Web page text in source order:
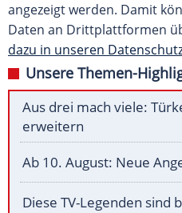
angezeigt werden. Damit
Daten an Drittplattformen
dazu in unseren
Unsere Themen-
Aus drei mach viele:
erweitern
Ab 10. August: Neue
Diese TV-Legenden sind